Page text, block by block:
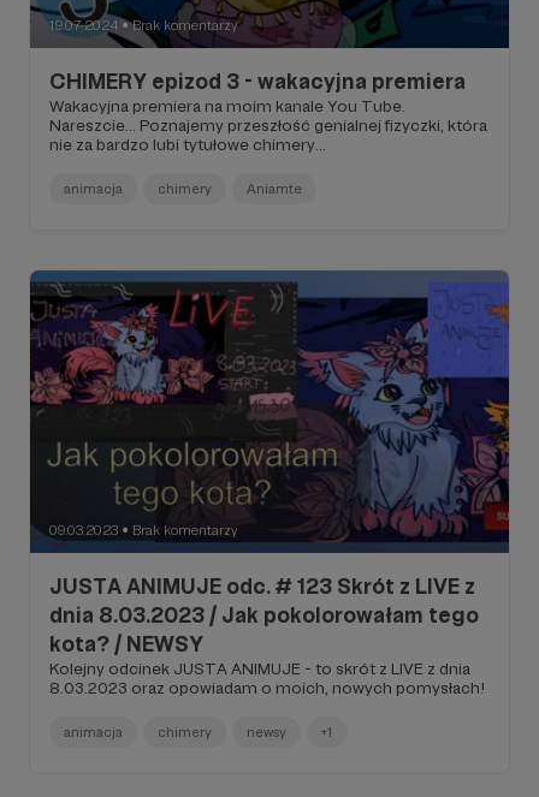
19.07.2024 ● Brak komentarzy
CHIMERY epizod 3 - wakacyjna premiera
Wakacyjna premiera na moim kanale You Tube.
Nareszcie... Poznajemy przeszłość genialnej fizyczki, która
nie za bardzo lubi tytułowe chimery...
animacja chimery Aniamte
09.03.2023 ● Brak komentarzy
JUSTA ANIMUJE odc. # 123 Skrót z LIVE z
dnia 8.03.2023 / Jak pokolorowałam tego
kota? / NEWSY
Kolejny odcinek JUSTA ANIMUJE - to skrót z LIVE z dnia
8.03.2023 oraz opowiadam o moich, nowych pomysłach!
animacja chimery newsy +1